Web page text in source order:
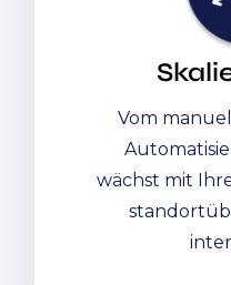
Vom
wächst mit